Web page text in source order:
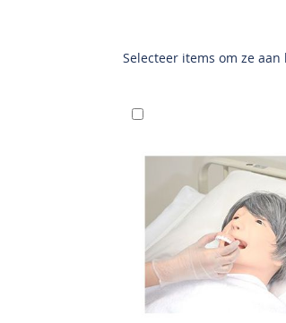
Selecteer items om ze